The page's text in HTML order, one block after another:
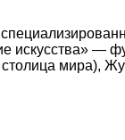
искусства» —
мира),